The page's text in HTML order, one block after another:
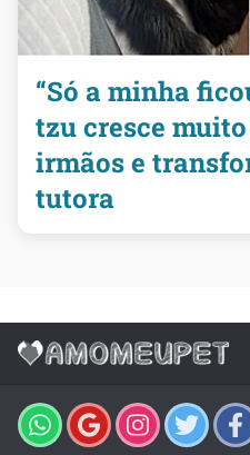
“Só a minha
tzu cresce
irmãos e
tutora